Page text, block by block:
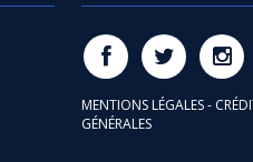
MENTIONS LÉGALES-
GÉNÉRALES